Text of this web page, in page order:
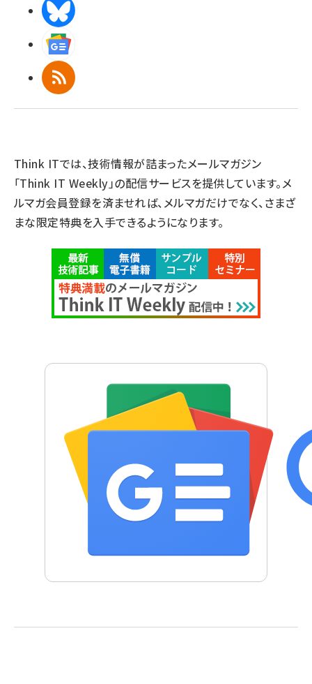
RSS
Think ITでは、技術情報が詰まったメールマガジン
「Think IT Weekly」の配信サービスを提供しています。メ
ルマガ会員登録を済ませれば、メルマガだけでなく、さまざ
まな限定特典を入手できるようになります。